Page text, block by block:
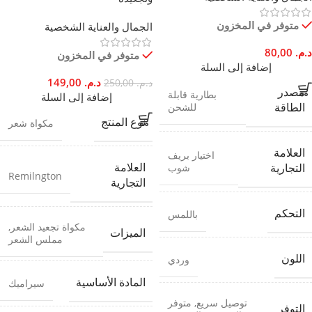
متوفر في المخزون
د.م.
إضافة إلى السلة
مصدر
الطاقة
بطارية قابلة
للشحن
العلامة
التجارية
اختيار بريف
شوب
التحكم باللمس
اللون وردي
التوفر توصيل سريع, متوفر
الجمال والعناية الشخصية
متوفر في المخزون
د.م.250,00 د.م.
إضافة إلى السلة
نوع المنتج مكواة شعر
العلامة
التجارية
Remilngton
الميزات مكواة تجعيد الشعر ,
مملس الشعر
المادة الأساسية سيراميك